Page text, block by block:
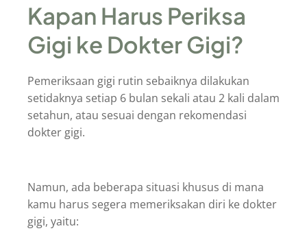
Kapan Harus Periksa
Gigi ke Dokter Gigi?
Pemeriksaan gigi rutin sebaiknya dilakukan
setidaknya setiap 6 bulan sekali atau 2 kali dalam
setahun, atau sesuai dengan rekomendasi
dokter gigi.
Namun, ada beberapa situasi khusus di mana
kamu harus segera memeriksakan diri ke dokter
gigi, yaitu: